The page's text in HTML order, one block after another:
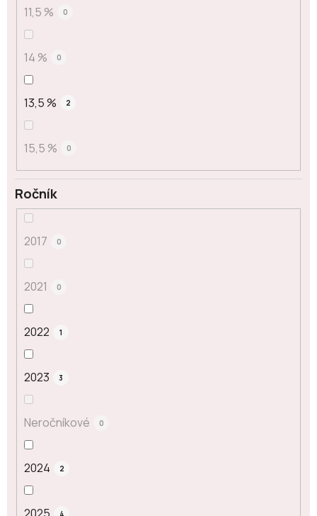
11,5 % 0
14 % 0
13,5 % 2
15,5 % 0
Ročník
2017 0
2021 0
2022 1
2023 3
Neročníkové 0
2024 2
4